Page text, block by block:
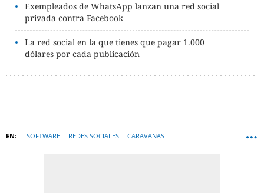
Exempleados de WhatsApp lanzan una red social
privada contra Facebook
La red social en la que tienes que pagar 1.000
dólares por cada publicación
SOFTWARE REDES SOCIALES CARAVANAS